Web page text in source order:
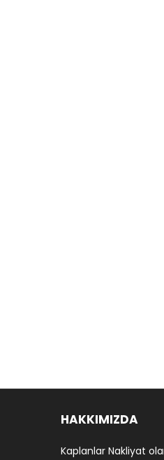
HAKKIMIZDA
Kaplanlar Nakliyat